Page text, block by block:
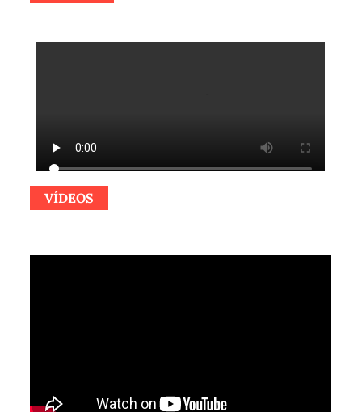
VÍDEOS